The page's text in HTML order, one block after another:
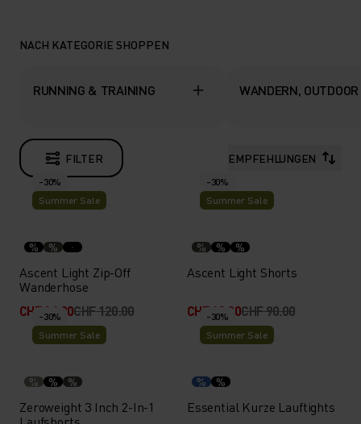
NACH KATEGORIE SHOPPEN
RUNNING & TRAINING WANDERN, OUTDOOR
FILTER EMPFEHLUNGEN
-30%
Summer Sale
% %
Ascent Light Zip-Off
Wanderhose
CHF 84.00CHF 120.00
-30%
Summer Sale
% % %
Ascent Light Shorts
CHF 63.00CHF 90.00
-30%
Summer Sale
% % %
Zeroweight 3 Inch 2-In-1
-30%
Summer Sale
% %
Essential Kurze Lauftights